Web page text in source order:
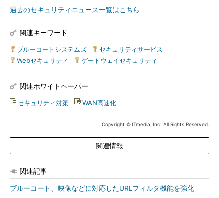
過去のセキュリティニュース一覧はこちら
関連キーワード
ブルーコートシステムズ セキュリティサービス
Webセキュリティ
ゲートウェイセキュリティ
関連ホワイトペーパー
セキュリティ対策 WAN高速化
Copyright © ITmedia, Inc. All Rights Reserved.
関連情報
関連記事
ブルーコート、映像などに対応したURLフィルタ機能を強化